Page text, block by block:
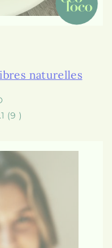
naturelles
(9 )